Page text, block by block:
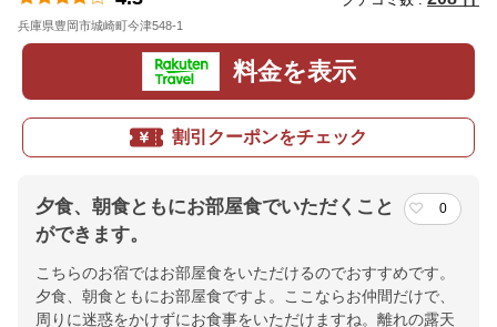
兵庫県豊岡市城崎町今津548-1
料金を表示
割引クーポンをチェック
夕食、朝食ともにお部屋食でいただくこと
ができます。
0
こちらのお宿ではお部屋食をいただけるのでおすすめです。
夕食、朝食ともにお部屋食ですよ。ここならお仲間だけで、
周りに迷惑をかけずにお食事をいただけますね。離れの露天